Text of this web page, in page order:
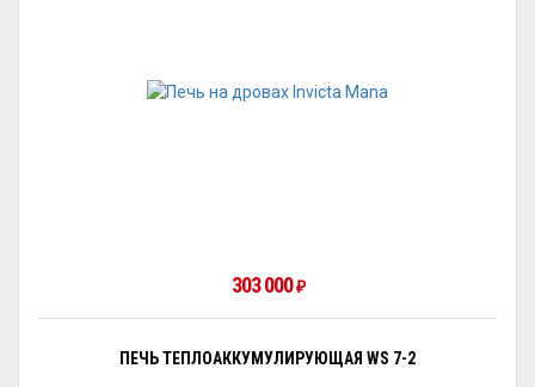
303 000₽
ПЕЧЬ ТЕПЛОАККУМУЛИРУЮЩАЯ WS 7-2